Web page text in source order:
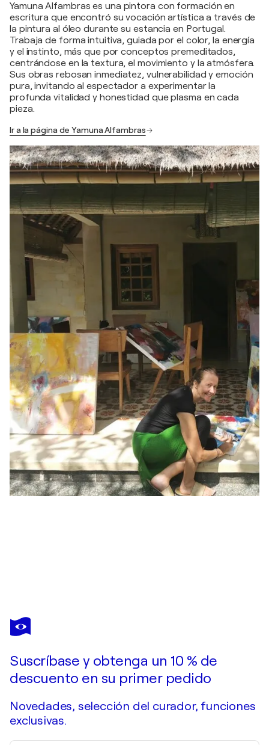
Yamuna Alfambras es una pintora con formación en
escritura que encontró su vocación artística a través de
la pintura al óleo durante su estancia en Portugal.
Trabaja de forma intuitiva, guiada por el color, la energía
y el instinto, más que por conceptos premeditados,
centrándose en la textura, el movimiento y la atmósfera.
Sus obras rebosan inmediatez, vulnerabilidad y emoción
pura, invitando al espectador a experimentar la
profunda vitalidad y honestidad que plasma en cada
pieza.
Ir a la página de Yamuna Alfambras
YAMUNA ALFAMBRAS
Psychedelic Gun
Suscríbase y obtenga un 10 % de
descuento en su primer pedido
Novedades, selección del curador, funciones
exclusivas.